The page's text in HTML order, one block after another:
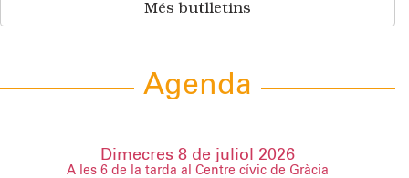
Més butlletins
Agenda
Dimecres 8 de juliol 2026
A les 6 de la tarda al Centre cívic de Gràcia